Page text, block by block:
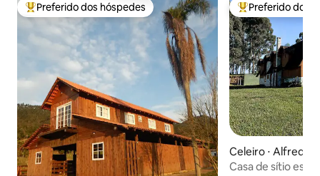
Entre os melhores preferidos dos hóspedes
Preferido dos hóspedes Entre os
Preferido dos
Celeiro ⋅ Alfredo
Casa de sítio